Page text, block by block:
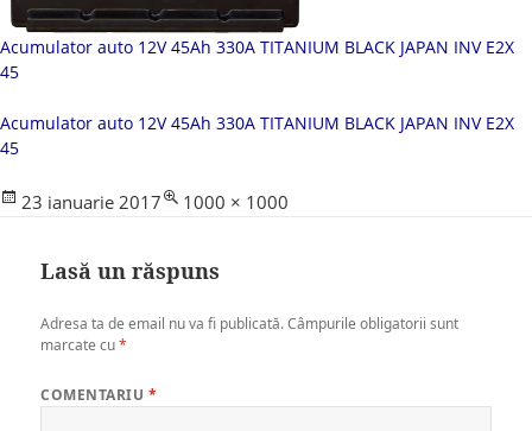
Acumulator auto 12V 45Ah 330A TITANIUM BLACK JAPAN INV E2X
45
Acumulator auto 12V 45Ah 330A TITANIUM BLACK JAPAN INV E2X
45
Posted
23 ianuarie 2017
Full
1000 × 1000
Lasă un răspuns
Adresa ta de email nu va fi publicată. Câmpurile obligatorii sunt
marcate cu*
COMENTARIU *